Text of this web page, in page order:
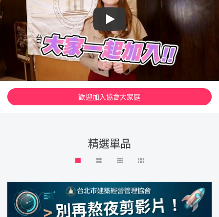
Play
歡迎加入協會大家庭
精選單品